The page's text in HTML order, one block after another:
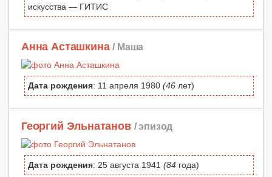
искусства — ГИТИС
Анна Асташкина / Маша
Дата рождения: 11 апреля 1980 (46 лет)
Георгий Эльнатанов / эпизод
Дата рождения: 25 августа 1941 (84 года)